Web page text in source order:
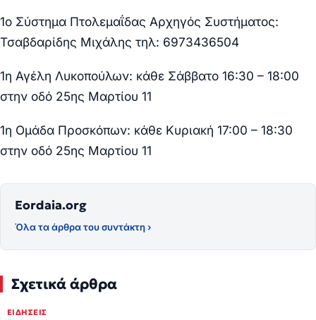
1ο Σύστημα Πτολεμαΐδας Αρχηγός Συστήματος:
Τσαβδαρίδης Μιχάλης τηλ: 6973436504
1η Αγέλη Λυκοπούλων: κάθε Σάββατο 16:30 – 18:00
στην οδό 25ης Μαρτίου 11
1η Ομάδα Προσκόπων: κάθε Κυριακή 17:00 – 18:30
στην οδό 25ης Μαρτίου 11
Eordaia.org
Όλα τα άρθρα του συντάκτη ›
Σχετικά άρθρα
ΕΙΔΉΣΕΙΣ